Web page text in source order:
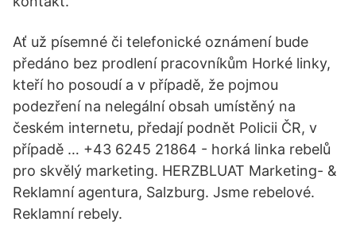
Ať už písemné či telefonické oznámení bude
předáno bez prodlení pracovníkům Horké linky,
kteří ho posoudí a v případě, že pojmou
podezření na nelegální obsah umístěný na
českém internetu, předají podnět Policii ČR, v
případě … +43 6245 21864 - horká linka rebelů
pro skvělý marketing. HERZBLUAT Marketing- &
Reklamní agentura, Salzburg. Jsme rebelové.
Reklamní rebely.